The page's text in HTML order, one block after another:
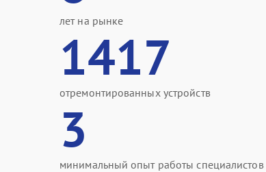
лет на рынке
1417
отремонтированных устройств
3
минимальный опыт работы специалистов